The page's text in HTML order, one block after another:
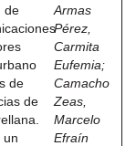
de
de
de
un
Armas
Pérez,
Carmita
Eufemia;
Camacho
Zeas,
Marcelo
Efraín